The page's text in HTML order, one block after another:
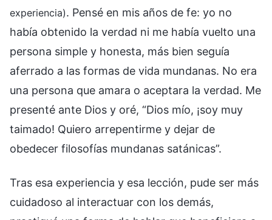
experiencia). Pensé en mis años de fe: yo no
había obtenido la verdad ni me había vuelto una
persona simple y honesta, más bien seguía
aferrado a las formas de vida mundanas. No era
una persona que amara o aceptara la verdad. Me
presenté ante Dios y oré, “Dios mío, ¡soy muy
taimado! Quiero arrepentirme y dejar de
obedecer filosofías mundanas satánicas”.
Tras esa experiencia y esa lección, pude ser más
cuidadoso al interactuar con los demás,